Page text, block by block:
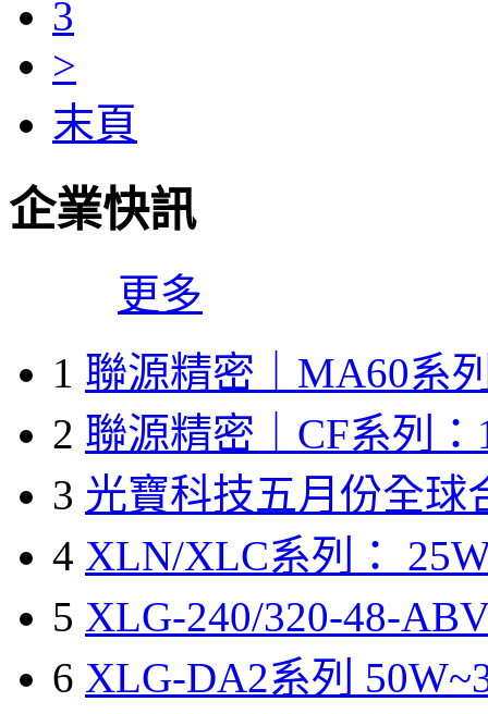
3
>
末頁
企業快訊
更多
1 聯源精密｜MA60系
2 聯源精密｜CF系列：
3 光寶科技五月份全球
4 XLN/XLC系列：
5 XLG-240/320-48-
6 XLG-DA2系列